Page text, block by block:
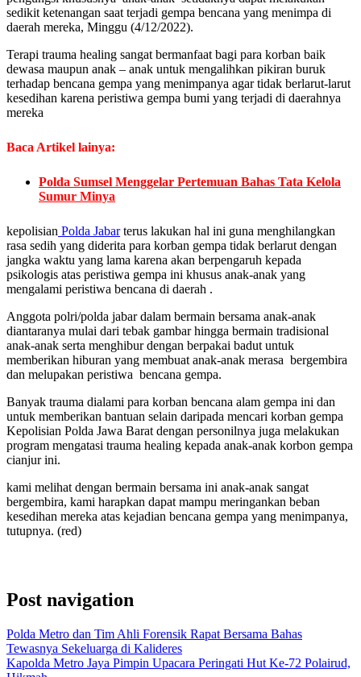
sedikit ketenangan saat terjadi gempa bencana yang menimpa di
daerah mereka, Minggu (4/12/2022).
Terapi trauma healing sangat bermanfaat bagi para korban baik
dewasa maupun anak – anak untuk mengalihkan pikiran buruk
terhadap bencana gempa yang menimpanya agar tidak berlarut-larut
kesedihan karena peristiwa gempa bumi yang terjadi di daerahnya
mereka
Baca Artikel lainya:
Polda Sumsel Menggelar Pertemuan Bahas Tata Kelola
Sumur Minya
kepolisian Polda Jabarterus lakukan hal ini guna menghilangkan
rasa sedih yang diderita para korban gempa tidak berlarut dengan
jangka waktu yang lama karena akan berpengaruh kepada
psikologis atas peristiwa gempa ini khusus anak-anak yang
mengalami peristiwa bencana di daerah .
Anggota polri/polda jabar dalam bermain bersama anak-anak
diantaranya mulai dari tebak gambar hingga bermain tradisional
anak-anak serta menghibur dengan berpakai badut untuk
memberikan hiburan yang membuat anak-anak merasa bergembira
dan melupakan peristiwa bencana gempa.
Banyak trauma dialami para korban bencana alam gempa ini dan
untuk memberikan bantuan selain daripada mencari korban gempa
Kepolisian Polda Jawa Barat dengan personilnya juga melakukan
program mengatasi trauma healing kepada anak-anak korbon gempa
cianjur ini.
kami melihat dengan bermain bersama ini anak-anak sangat
bergembira, kami harapkan dapat mampu meringankan beban
kesedihan mereka atas kejadian bencana gempa yang menimpanya,
tutupnya. (red)
Post navigation
Polda Metro dan Tim Ahli Forensik Rapat Bersama Bahas
Tewasnya Sekeluarga di Kalideres
Kapolda Metro Jaya Pimpin Upacara Peringati Hut Ke-72 Polairud,